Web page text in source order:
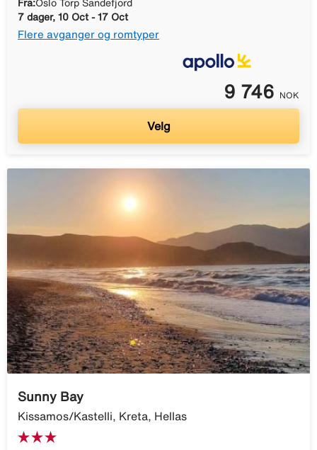
Fra:Oslo Torp Sandefjord
7 dager, 10 Oct - 17 Oct
Flere avganger og romtyper
9 746 NOK
Velg
Sunny Bay
Kissamos/Kastelli, Kreta, Hellas